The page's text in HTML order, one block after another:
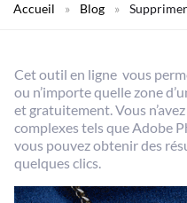
Accueil » Blog »
Cet outil en ligne vous
ou n’importe quelle zone
et gratuitement. Vous
complexes tels que Adobe
vous pouvez obtenir des
quelques clics.